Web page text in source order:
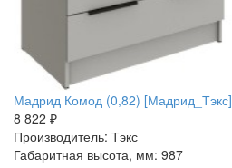
Мадрид Комод (0,82) [Мадрид_Тэкс]
8 822 ₽
Производитель: Тэкс
Габаритная высота, мм: 987